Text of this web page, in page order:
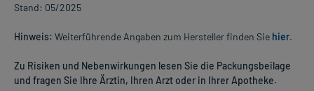
Stand: 05/2025
Hinweis: Weiterführende Angaben zum Hersteller finden Sie hier.
Zu Risiken und Nebenwirkungen lesen Sie die Packungsbeilage
und fragen Sie Ihre Ärztin, Ihren Arzt oder in Ihrer Apotheke.